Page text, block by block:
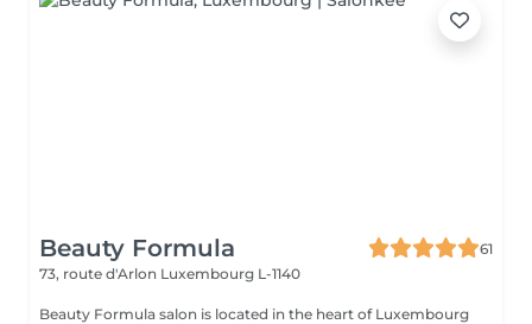
Beauty Formula
61
73, route d'Arlon Luxembourg L-1140
Beauty Formula salon is located in the heart of Luxembourg